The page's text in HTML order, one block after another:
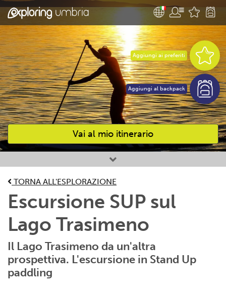
Vai al mio itinerario
Attività preferite
Aggiungi ai preferiti
Aggiungi al backpack
TORNA ALL'ESPLORAZIONE
Escursione SUP sul
Lago Trasimeno
Il Lago Trasimeno da un'altra
prospettiva. L'escursione in Stand Up
paddling